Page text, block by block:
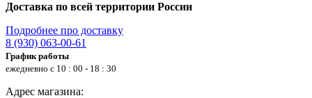
Доставка по всей территории России
Подробнее про доставку
8 (930) 063-00-61
График работы
ежедневно с 10 : 00 - 18 : 30
Адрес магазина: